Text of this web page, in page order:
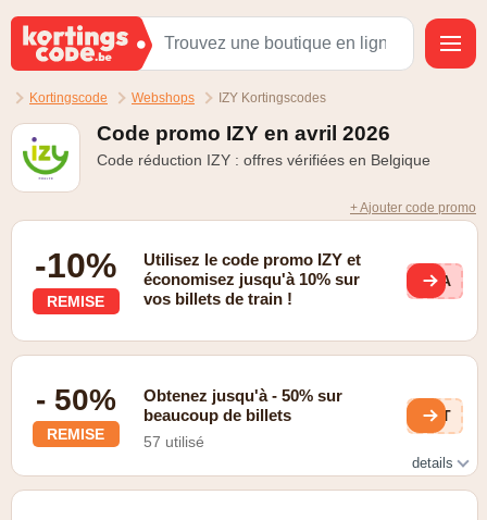
Kortingscode Webshops IZY Kortingscodes
Code promo IZY en avril 2026
Code réduction IZY : offres vérifiées en Belgique
+ Ajouter code promo
-10%
REMISE
Utilisez le code promo IZY et
économisez jusqu'à 10% sur
vos billets de train !
STA
- 50%
REMISE
Obtenez jusqu'à - 50% sur
beaucoup de billets
57 utilisé
aAT
details